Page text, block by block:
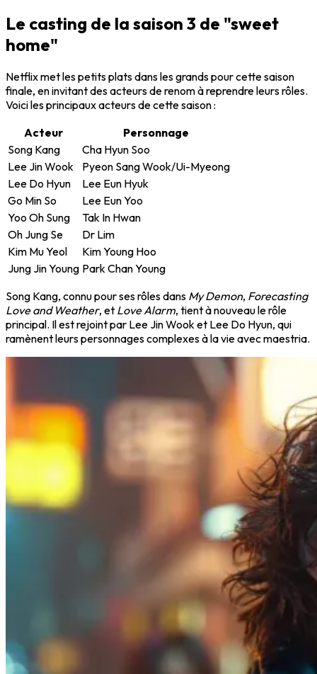
Le casting de la saison 3 de "sweet
home"
Netflix met les petits plats dans les grands pour cette saison
finale, en invitant des acteurs de renom à reprendre leurs rôles.
Voici les principaux acteurs de cette saison :
Acteur
Personnage
Song Kang
Cha Hyun Soo
Lee Jin Wook
Pyeon Sang Wook/Ui-Myeong
Lee Do Hyun
Lee Eun Hyuk
Go Min So
Lee Eun Yoo
Yoo Oh Sung
Tak In Hwan
Oh Jung Se
Dr Lim
Kim Mu Yeol
Kim Young Hoo
Jung Jin Young Park Chan Young
Song Kang, connu pour ses rôles dans My Demon, Forecasting
Love and Weather, et Love Alarm, tient à nouveau le rôle
principal. Il est rejoint par Lee Jin Wook et Lee Do Hyun, qui
ramènent leurs personnages complexes à la vie avec maestria.